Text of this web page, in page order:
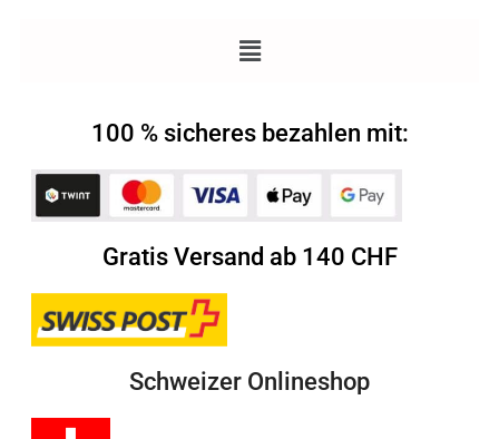
100 % sicheres bezahlen mit:
Gratis Versand ab 140 CHF
Schweizer Onlineshop